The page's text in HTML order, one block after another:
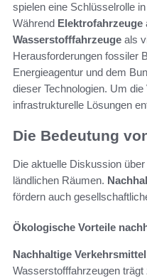
spielen eine Schlüsselrolle
Während Elektrofahrzeuge
Wasserstofffahrzeuge als
Herausforderungen fossiler
Energieagentur und dem
dieser Technologien. Um
infrastrukturelle Lösungen
Die Bedeutung
Die aktuelle Diskussion über
ländlichen Räumen.
fördern auch
Ökologische Vorteile
Nachhaltige Verkehrsmittel
Wasserstofffahrzeugen